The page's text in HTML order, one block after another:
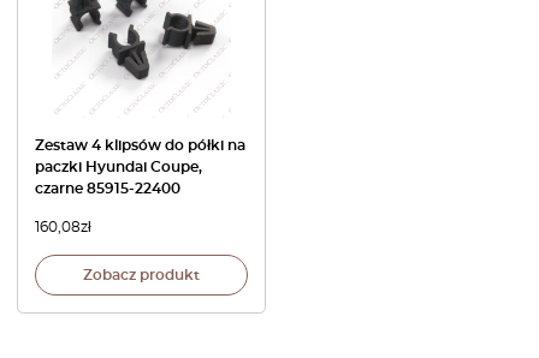
Zestaw 4 klipsów do półki na
paczki Hyundai Coupe,
czarne 85915-22400
160,08zł
Zobacz produkt